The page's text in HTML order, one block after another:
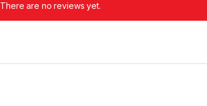
There are no reviews yet.